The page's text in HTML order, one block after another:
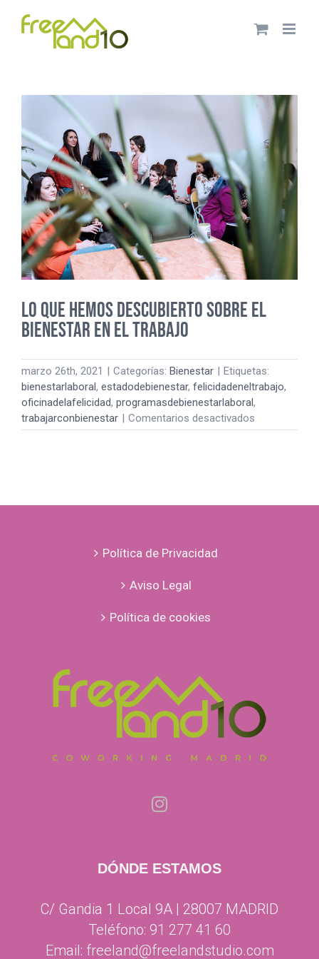
LO QUE HEMOS DESCUBIERTO SOBRE EL
BIENESTAR EN EL TRABAJO
marzo 26th, 2021 | Categorías: Bienestar | Etiquetas:
bienestarlaboral, estadodebienestar, felicidadeneltrabajo,
oficinadelafelicidad, programasdebienestarlaboral,
trabajarconbienestar | Comentarios desactivados
LO
Política de Privacidad
Aviso Legal
Política de cookies
DÓNDE ESTAMOS
C/ Gandia 1 Local 9A | 28007 MADRID
Teléfono: 91 277 41 60
Email: freeland@freelandstudio.com